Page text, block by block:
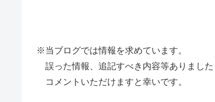
※当ブログでは情報を求めています。
誤った情報、追記すべき内容等ありまし
コメントいただけますと幸いです。